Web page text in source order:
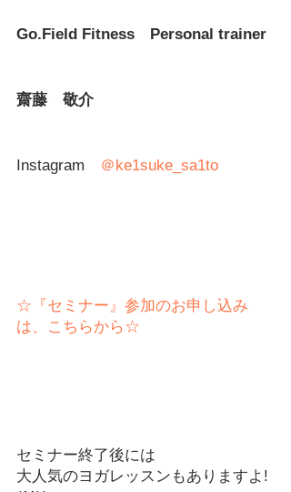
Go.Field Fitness　Personal trainer
齋藤　敬介
Instagram ＠ke1suke_sa1to
☆『セミナー』参加のお申し込み
は、こちらから☆
セミナー終了後には
大人気のヨガレッスンもありますよ!